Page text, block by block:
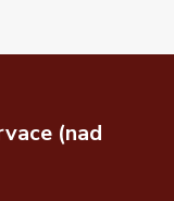
(nad